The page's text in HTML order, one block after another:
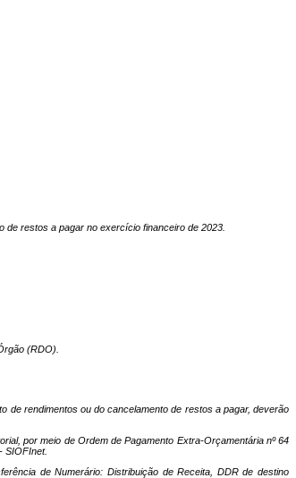
restos a pagar no exercício financeiro de 2023.
(RDO).
de rendimentos ou do cancelamento de restos a pagar, deverão
por meio de Ordem de Pagamento Extra-Orçamentária nº 64
SIOFInet.
de Numerário: Distribuição de Receita, DDR de destino